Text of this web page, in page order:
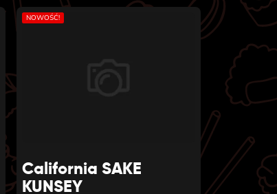
NOWOŚĆ!
California SAKE
KUNSEY